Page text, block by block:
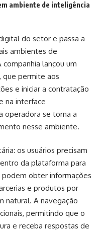
ambiente de inteligência
do setor e passa a
ambientes de
lançou um
que permite aos
e iniciar a contratação
na interface
operadora se torna a
nesse ambiente.
os usuários precisam
da plataforma para
podem obter informações
e produtos por
natural. A navegação
permitindo que o
e receba respostas de